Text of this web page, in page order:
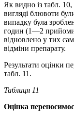
Як видно із табл.
вигляді блювоти
випадку була
годин (1—2
відновлено у тих
відміни препарату.
Результати оцінки
табл. 11.
Таблиця 11
Оцінка